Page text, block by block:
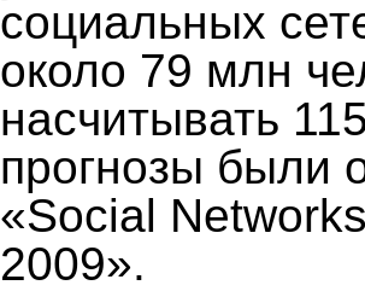
социальных
около 79 млн
насчитывать
прогнозы были
«Social
2009».